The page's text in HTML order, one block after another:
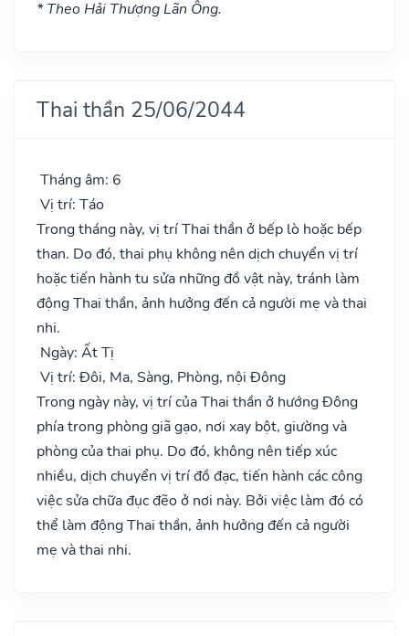
* Theo Hải Thượng Lãn Ông.
Thai thần 25/06/2044
Tháng âm: 6
Vị trí: Táo
Trong tháng này, vị trí Thai thần ở bếp lò hoặc bếp
than. Do đó, thai phụ không nên dịch chuyển vị trí
hoặc tiến hành tu sửa những đồ vật này, tránh làm
động Thai thần, ảnh hưởng đến cả người mẹ và thai
nhi.
Ngày: Ất Tị
Vị trí: Đôi, Ma, Sàng, Phòng, nội Đông
Trong ngày này, vị trí của Thai thần ở hướng Đông
phía trong phòng giã gạo, nơi xay bột, giường và
phòng của thai phụ. Do đó, không nên tiếp xúc
nhiều, dịch chuyển vị trí đồ đạc, tiến hành các công
việc sửa chữa đục đẽo ở nơi này. Bởi việc làm đó có
thể làm động Thai thần, ảnh hưởng đến cả người
mẹ và thai nhi.